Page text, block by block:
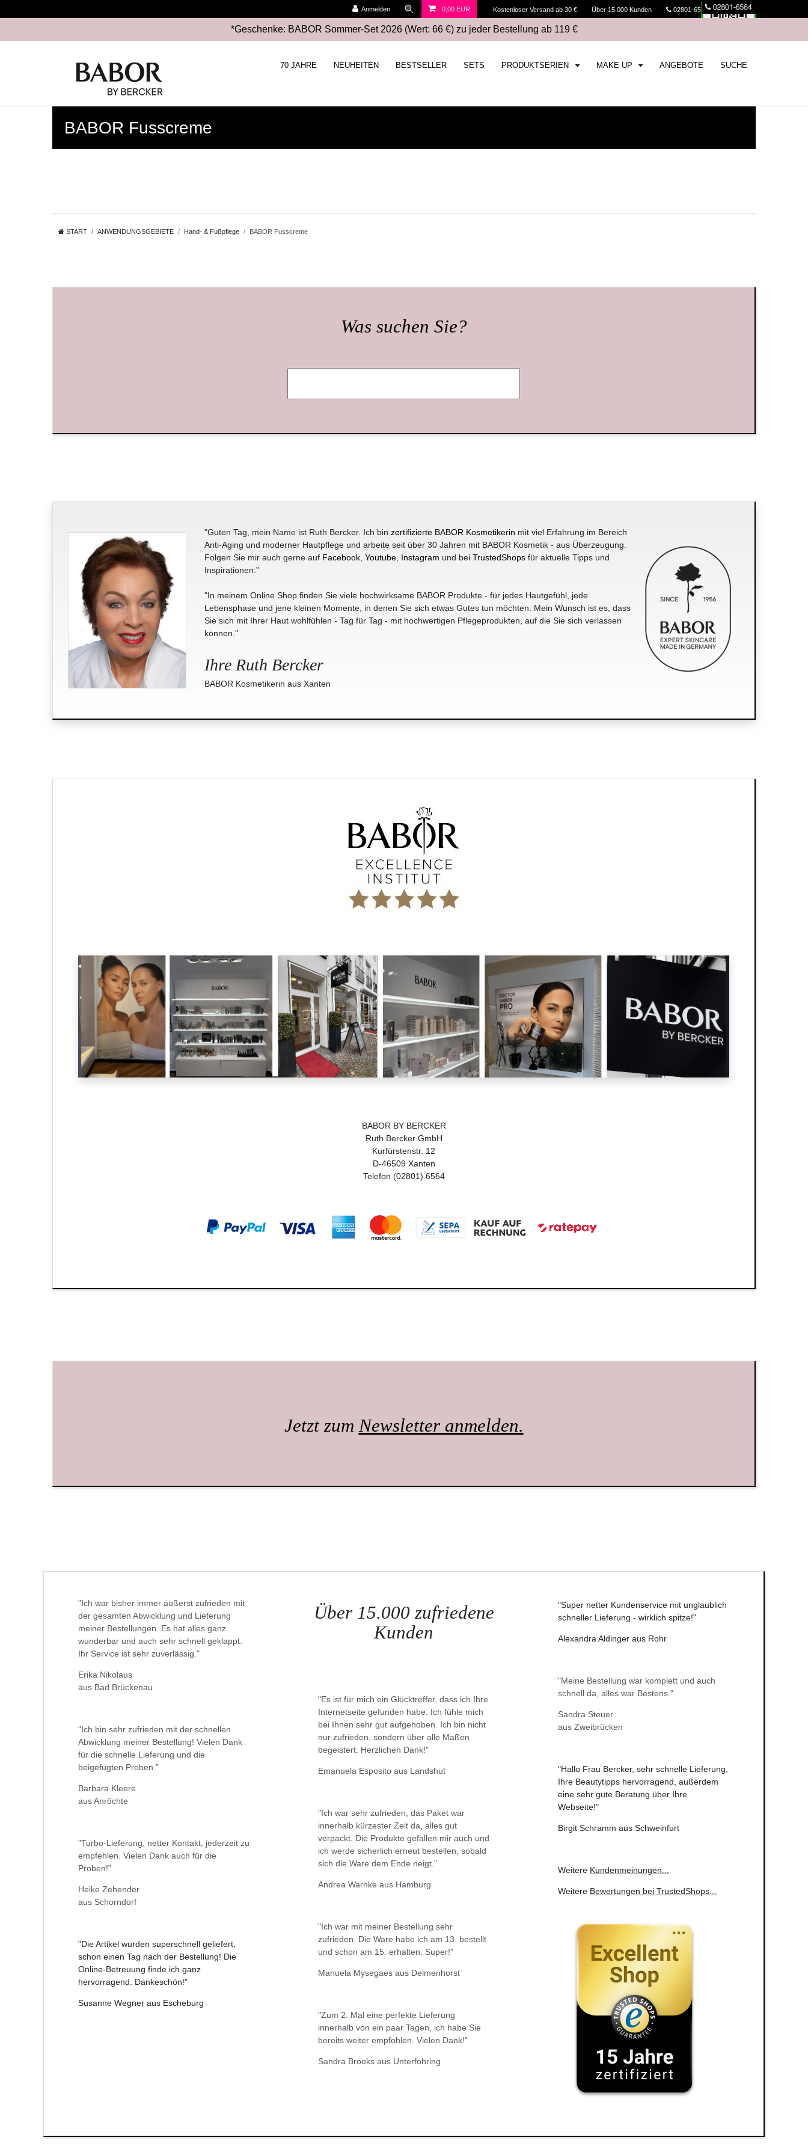
Kostenloser Versand ab 30 € Über 15.000 Kunden 02801-6564 Kasse
Anmelden 0,00 EUR
*Geschenke: BABOR Sommer-Set 2026 (Wert: 66 €) zu jeder Bestellung ab 119 €
70 JAHRE NEUHEITEN BESTSELLER SETS PRODUKTSERIEN MAKE UP ANGEBOTE SUCHE
BABOR Fusscreme
START ANWENDUNGSGEBIETE Hand- & Fußpflege BABOR Fusscreme
Was suchen Sie?
"Guten Tag, mein Name ist Ruth Bercker. Ich bin zertifizierte BABOR Kosmetikerin mit viel Erfahrung im Bereich
Anti-Aging und moderner Hautpflege und arbeite seit über 30 Jahren mit BABOR Kosmetik - aus Überzeugung.
Folgen Sie mir auch gerne auf Facebook, Youtube, Instagram und bei TrustedShopsfür aktuelle Tipps und
Inspirationen."
"In meinem Online Shop finden Sie viele hochwirksame BABOR Produkte - für jedes Hautgefühl, jede
Lebensphase und jene kleinen Momente, in denen Sie sich etwas Gutes tun möchten. Mein Wunsch ist es, dass
Sie sich mit Ihrer Haut wohlfühlen - Tag für Tag - mit hochwertigen Pflegeprodukten, auf die Sie sich verlassen
können."
Ihre Ruth Bercker
BABOR Kosmetikerin aus Xanten
BABOR BY BERCKER
Ruth Bercker GmbH
Kurfürstenstr. 12
D-46509 Xanten
Telefon (02801) 6564
Jetzt zum Newsletter anmelden.
"Ich war bisher immer äußerst zufrieden mit
der gesamten Abwicklung und Lieferung
meiner Bestellungen. Es hat alles ganz
wunderbar und auch sehr schnell geklappt.
Ihr Service ist sehr zuverlässig."
Erika Nikolaus
aus Bad Brückenau
"Ich bin sehr zufrieden mit der schnellen
Abwicklung meiner Bestellung! Vielen Dank
für die schnelle Lieferung und die
beigefügten Proben."
Barbara Kleere
aus Anröchte
"Turbo-Lieferung, netter Kontakt, jederzeit zu
empfehlen. Vielen Dank auch für die
Proben!"
Heike Zehender
aus Schorndorf
"Die Artikel wurden superschnell geliefert,
schon einen Tag nach der Bestellung! Die
Online-Betreuung finde ich ganz
hervorragend. Dankeschön!"
Susanne Wegner aus Escheburg
Über 15.000 zufriedene
Kunden
"Es ist für mich ein Glücktreffer, dass ich Ihre
Internetseite gefunden habe. Ich fühle mich
bei Ihnen sehr gut aufgehoben. Ich bin nicht
nur zufrieden, sondern über alle Maßen
begeistert. Herzlichen Dank!"
Emanuela Esposito aus Landshut
"Ich war sehr zufrieden, das Paket war
innerhalb kürzester Zeit da, alles gut
verpackt. Die Produkte gefallen mir auch und
ich werde sicherlich erneut bestellen, sobald
sich die Ware dem Ende neigt."
Andrea Warnke aus Hamburg
"Ich war mit meiner Bestellung sehr
zufrieden. Die Ware habe ich am 13. bestellt
und schon am 15. erhalten. Super!"
Manuela Mysegaes aus Delmenhorst
"Zum 2. Mal eine perfekte Lieferung
innerhalb von ein paar Tagen, ich habe Sie
bereits weiter empfohlen. Vielen Dank!"
Sandra Brooks aus Unterföhring
"Super netter Kundenservice mit unglaublich
schneller Lieferung - wirklich spitze!"
Alexandra Aldinger aus Rohr
"Meine Bestellung war komplett und auch
schnell da, alles war Bestens."
Sandra Steuer
aus Zweibrücken
"Hallo Frau Bercker, sehr schnelle Lieferung,
Ihre Beautytipps hervorragend, außerdem
eine sehr gute Beratung über Ihre
Webseite!"
Birgit Schramm aus Schweinfurt
Weitere Kundenmeinungen
Weitere Bewertungen bei TrustedShops